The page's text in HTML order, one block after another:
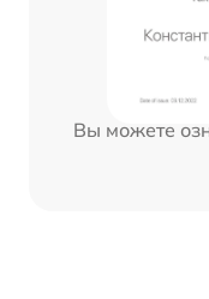
Вы можете